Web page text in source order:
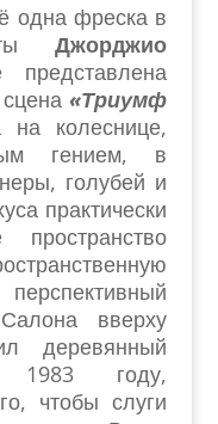
одна фреска в
Джорджио
сцена«Триумф
колеснице,
гением, в
голубей и
практически
вверху
деревянный
году,
чтобы слуги